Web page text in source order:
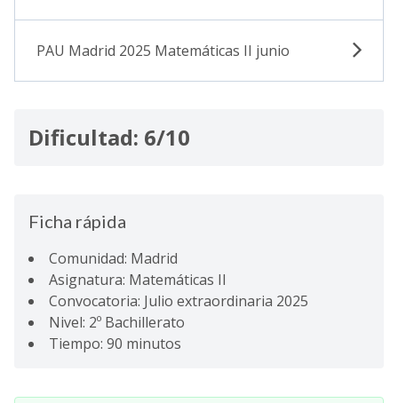
PAU Madrid 2025 Matemáticas II junio
Dificultad: 6/10
Ficha rápida
Comunidad: Madrid
Asignatura: Matemáticas II
Convocatoria: Julio extraordinaria 2025
Nivel: 2º Bachillerato
Tiempo: 90 minutos